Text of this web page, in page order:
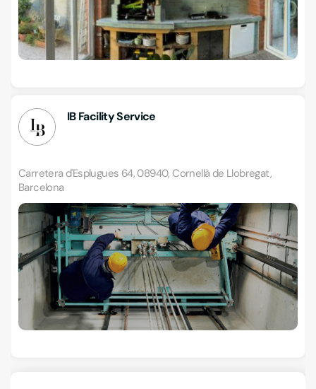
IB Facility Service
Carretera d'Esplugues 64, 08940, Cornellà de Llobregat,
Barcelona